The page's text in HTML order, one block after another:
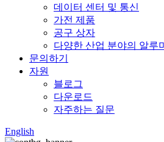
데이터 센터 및 통신
가전 ​​제품
공구 상자
다양한 산업 분야의 알루
문의하기
자원
블로그
다운로드
자주하는 질문
English